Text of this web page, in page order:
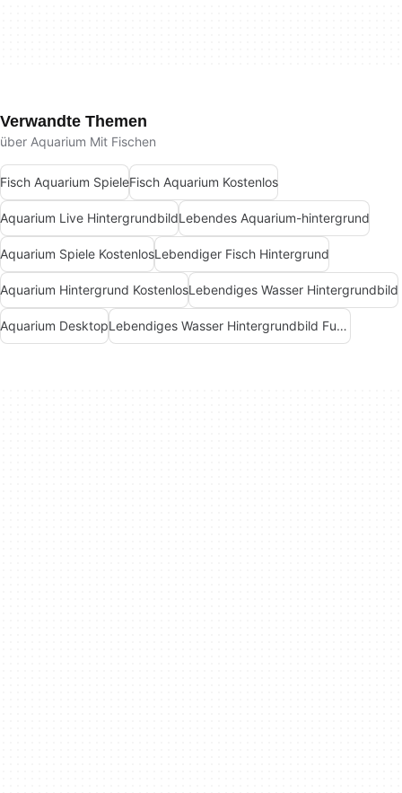
Verwandte Themen
über Aquarium Mit Fischen
Fisch Aquarium SpieleFisch Aquarium Kostenlos
Aquarium Live HintergrundbildLebendes Aquarium-hintergrund
Aquarium Spiele KostenlosLebendiger Fisch Hintergrund
Aquarium Hintergrund KostenlosLebendiges Wasser Hintergrundbild
Aquarium Desktop Lebendiges Wasser Hintergrundbild Fuer Android